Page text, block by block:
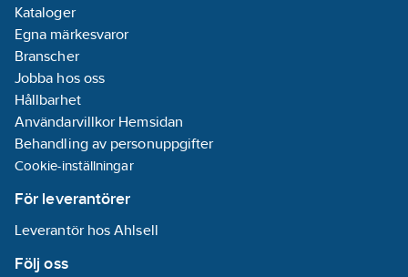
Kataloger
Egna märkesvaror
Branscher
Jobba hos oss
Hållbarhet
Användarvillkor Hemsidan
Behandling av personuppgifter
Cookie-inställningar
För leverantörer
Leverantör hos Ahlsell
Följ oss